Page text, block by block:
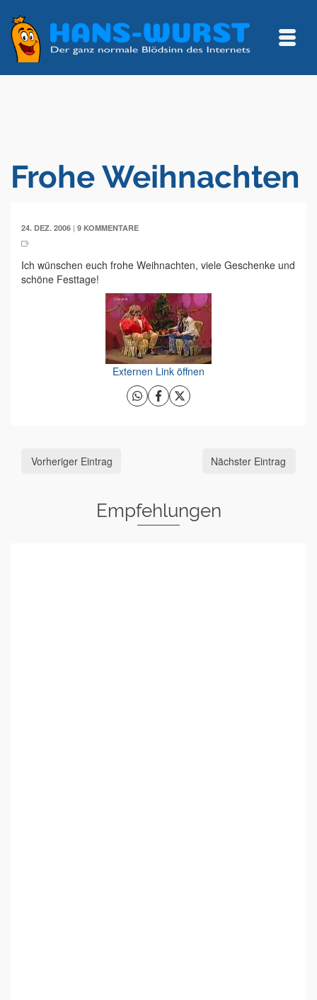
Frohe Weihnachten
24. DEZ. 2006 | 9 KOMMENTARE
Ich wünschen euch frohe Weihnachten, viele Geschenke und
schöne Festtage!
Externen Link öffnen
Vorheriger Eintrag Nächster Eintrag
Empfehlungen